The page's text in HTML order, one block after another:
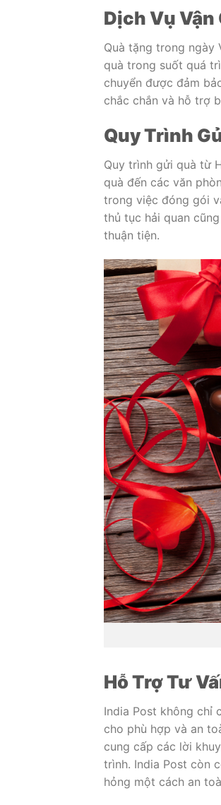
Dịch Vụ Vận
Quà tặng trong ngày
quà trong suốt quá
chuyển được đảm
chắc chắn và hỗ trợ
Quy Trình
Quy trình gửi quà từ
quà đến các văn
trong việc đóng gói
thủ tục hải quan
thuận tiện.
Hỗ Trợ Tư
India Post không chỉ
cho phù hợp và an
cung cấp các lời
trình. India Post còn
hỏng một cách an